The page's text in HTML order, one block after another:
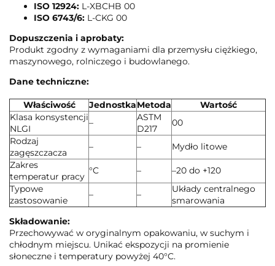
ISO 12924: L-XBCHB 00
ISO 6743/6: L-CKG 00
Dopuszczenia i aprobaty:
Produkt zgodny z wymaganiami dla przemysłu ciężkiego,
maszynowego, rolniczego i budowlanego.
Dane techniczne:
Właściwość JednostkaMetoda
Wartość
Klasa konsystencji
NLGI
–
ASTM
D217
00
Rodzaj
zagęszczacza
– –
Mydło litowe
Zakres
temperatur pracy
°C –
–20 do +120
Typowe
zastosowanie
– –
Układy centralnego
smarowania
Składowanie:
Przechowywać w oryginalnym opakowaniu, w suchym i
chłodnym miejscu. Unikać ekspozycji na promienie
słoneczne i temperatury powyżej 40°C.